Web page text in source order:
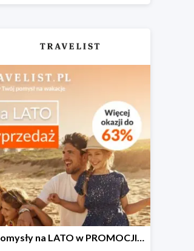
Pomysły na LATO w PROMOCJI do -63% ☀️